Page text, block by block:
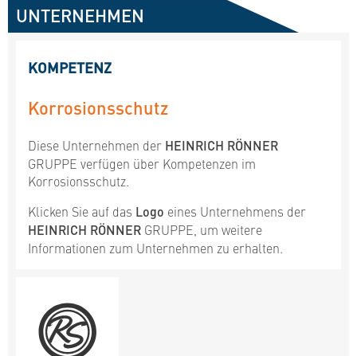
UNTERNEHMEN
KOMPETENZ
Korrosionsschutz
Diese Unternehmen der HEINRICH RÖNNER
GRUPPE verfügen über Kompetenzen im
Korrosionsschutz.
Klicken Sie auf das Logo eines Unternehmens der
HEINRICH RÖNNER GRUPPE, um weitere
Informationen zum Unternehmen zu erhalten.